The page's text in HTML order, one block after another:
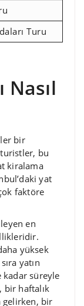
Turu
bir
bu
kiralama
yat
faktöre
en
yüksek
yatın
süreyle
bir haftalık
gelirken, bir